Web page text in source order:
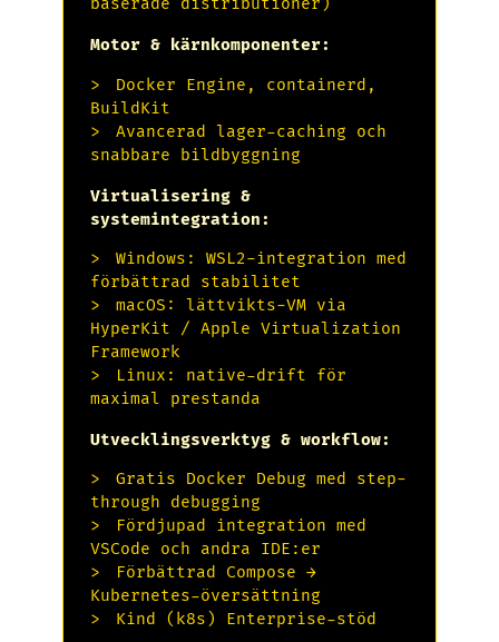
baserade distributioner)
Motor & kärnkomponenter:
Docker Engine, containerd,
BuildKit
Avancerad lager-caching och
snabbare bildbyggning
Virtualisering &
systemintegration:
Windows: WSL2-integration med
förbättrad stabilitet
macOS: lättvikts-VM via
HyperKit / Apple Virtualization
Framework
Linux: native-drift för
maximal prestanda
Utvecklingsverktyg & workflow:
Gratis Docker Debug med step-
through debugging
Fördjupad integration med
VSCode och andra IDE:er
Förbättrad Compose →
Kubernetes-översättning
Kind (k8s) Enterprise-stöd